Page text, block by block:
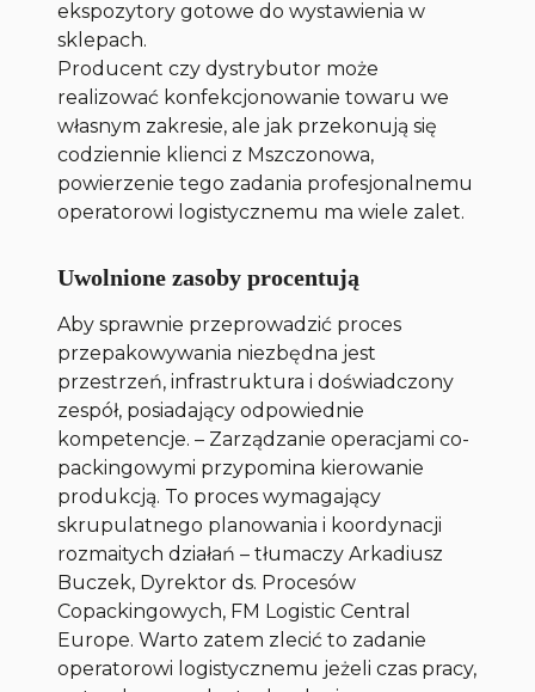
ekspozytory gotowe do wystawienia w
sklepach.
Producent czy dystrybutor może
realizować konfekcjonowanie towaru we
własnym zakresie, ale jak przekonują się
codziennie klienci z Mszczonowa,
powierzenie tego zadania profesjonalnemu
operatorowi logistycznemu ma wiele zalet.
Uwolnione zasoby procentują
Aby sprawnie przeprowadzić proces
przepakowywania niezbędna jest
przestrzeń, infrastruktura i doświadczony
zespół, posiadający odpowiednie
kompetencje. – Zarządzanie operacjami co-
packingowymi przypomina kierowanie
produkcją. To proces wymagający
skrupulatnego planowania i koordynacji
rozmaitych działań – tłumaczy Arkadiusz
Buczek, Dyrektor ds. Procesów
Copackingowych, FM Logistic Central
Europe. Warto zatem zlecić to zadanie
operatorowi logistycznemu jeżeli czas pracy,